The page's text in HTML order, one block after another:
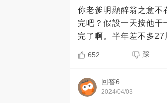
你老爹明顯醉翁之意不
完吧？假設一天按他
完了啊。半年差不多
652 踩
回答6
2024/04/03